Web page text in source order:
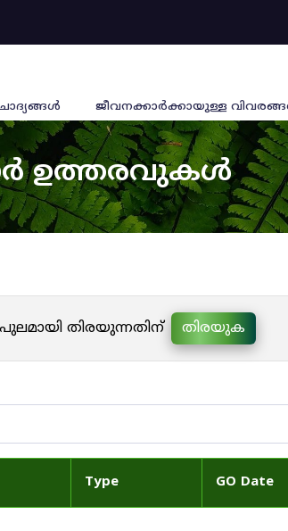
ജീവനക്കാര്‍ക്കായുള്ള
ഉത്തരവുകൾ
തിരയുന്നതിന് തിരയുക
Type GO Date